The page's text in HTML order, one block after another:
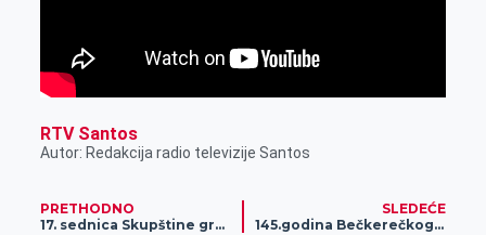
RTV Santos
Autor: Redakcija radio televizije Santos
PRETHODNO
17. sednica Skupštine grada, odložena je zbog nedostatka kvoruma
SLEDEĆE
145.godina Bečkerečkog programa